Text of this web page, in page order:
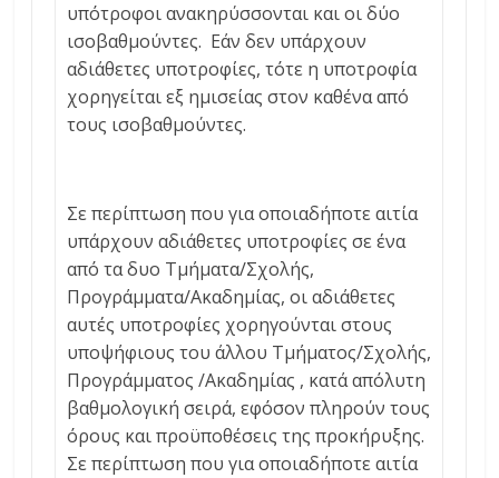
υπότροφοι ανακηρύσσονται και οι δύο
ισοβαθμούντες. Εάν δεν υπάρχουν
αδιάθετες υποτροφίες, τότε η υποτροφία
χορηγείται εξ ημισείας στον καθένα από
τους ισοβαθμούντες.
Σε περίπτωση που για οποιαδήποτε αιτία
υπάρχουν αδιάθετες υποτροφίες σε ένα
από τα δυο Τμήματα/Σχολής,
Προγράμματα/Ακαδημίας, οι αδιάθετες
αυτές υποτροφίες χορηγούνται στους
υποψήφιους του άλλου Τμήματος/Σχολής,
Προγράμματος /Ακαδημίας , κατά απόλυτη
βαθμολογική σειρά, εφόσον πληρούν τους
όρους και προϋποθέσεις της προκήρυξης.
Σε περίπτωση που για οποιαδήποτε αιτία